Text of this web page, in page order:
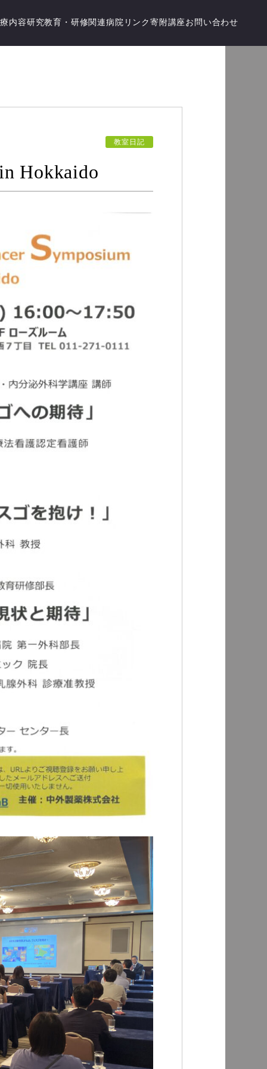
内容研究教育・研修関連病院 リンク 寄附講座 お問い合わせ
教室日記
Hokkaido